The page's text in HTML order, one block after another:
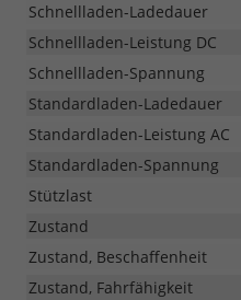
Schnellladen-Ladedauer
Schnellladen-Leistung DC
Schnellladen-Spannung
Standardladen-Ladedauer
Standardladen-Leistung AC
Standardladen-Spannung
Stützlast
Zustand
Zustand, Beschaffenheit
Zustand, Fahrfähigkeit